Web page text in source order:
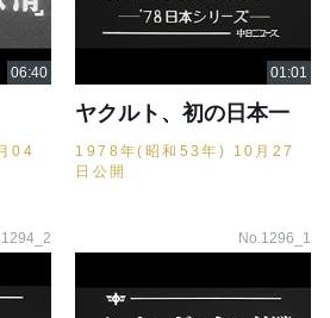
04
ヤクルト、初の日本一
1978年(昭和53年) 10月27
日公開
No.1296_1